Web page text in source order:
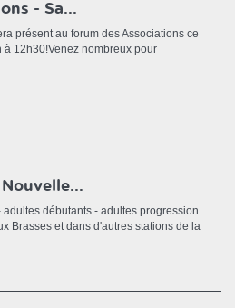
- Sa...
présent au forum des Associations ce
12h30!Venez nombreux pour
débutants - adultes progression
Brasses et dans d'autres stations de la